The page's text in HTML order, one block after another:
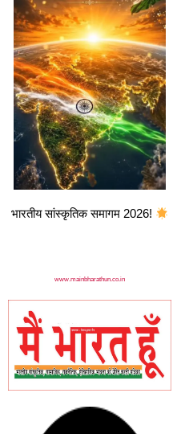
भारतीय सांस्कृतिक समागम 2026!
www.mainbharathun.co.in